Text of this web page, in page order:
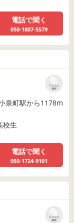
電話で聞く
050-1807-5579
リストに
保存
泉町駅から1178m
校生
電話で聞く
050-1724-9101
リストに
保存